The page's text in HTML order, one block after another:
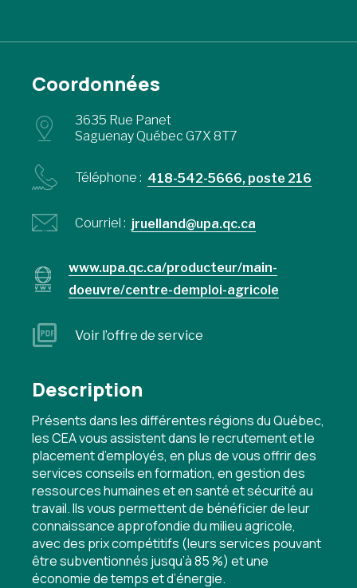
Coordonnées
3635 Rue Panet
Saguenay Québec G7X 8T7
Téléphone : 418-542-5666, poste 216
Courriel : jruelland@upa.qc.ca
www.upa.qc.ca/producteur/main-
doeuvre/centre-demploi-agricole
Voir l’offre de service
Description
Présents dans les différentes régions du Québec,
les CEA vous assistent dans le recrutement et le
placement d’employés, en plus de vous offrir des
services conseils en formation, en gestion des
ressources humaines et en santé et sécurité au
travail. Ils vous permettent de bénéficier de leur
connaissance approfondie du milieu agricole,
avec des prix compétitifs (leurs services pouvant
être subventionnés jusqu’à 85 %) et une
économie de temps et d’énergie.